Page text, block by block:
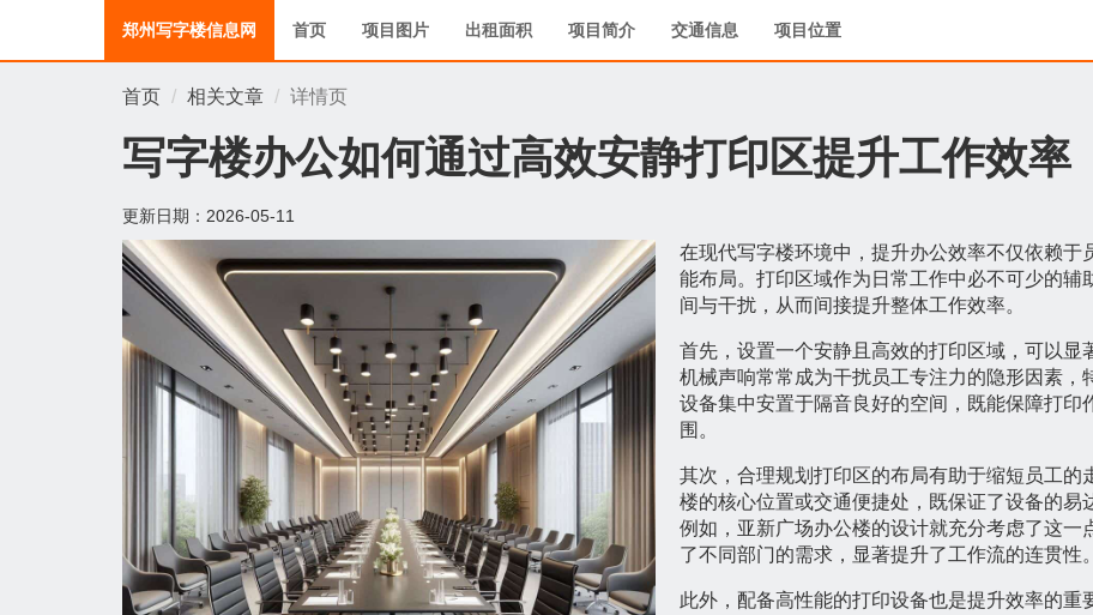
郑州写字楼信息网 首页 项目图片 出租面积 项目简介 交通信息 项目位置
首页 相关文章 详情页
写字楼办公如何通过高效安静打印区提升工作效率
更新日期： 2026-05-11
在现代写字楼环境中，提升办公效率不仅依赖
能布局。打印区域作为日常工作中必不可少的
间与干扰，从而间接提升整体工作效率。
首先，设置一个安静且高效的打印区域，可以
机械声响常常成为干扰员工专注力的隐形因素
设备集中安置于隔音良好的空间，既能保障打
围。
其次，合理规划打印区的布局有助于缩短员工
楼的核心位置或交通便捷处，既保证了设备的易
例如，亚新广场办公楼的设计就充分考虑了这
了不同部门的需求，显著提升了工作流的连贯性。
此外，配备高性能的打印设备也是提升效率的